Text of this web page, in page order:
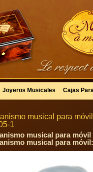
Joyeros Musicales Cajas
musical para
1
musical para
musical para